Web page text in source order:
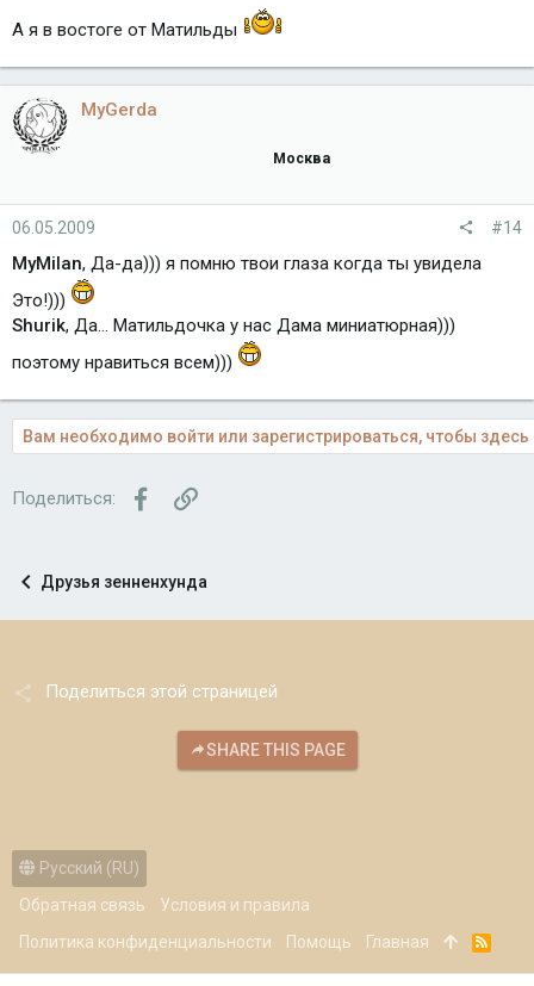
А я в востоге от Матильды
MyGerda
Москва
06.05.2009 #14
MyMilan, Да-да))) я помню твои глаза когда ты увидела
Это!)))
Shurik, Да... Матильдочка у нас Дама миниатюрная)))
поэтому нравиться всем)))
Вам необходимо войти или зарегистрироваться, чтобы здесь
Поделиться: FacebookСсылка
Друзья зенненхунда
Поделиться этой страницей
SHARE THIS PAGE
Русский (RU)
Обратная связь
Условия и правила
Политика конфиденциальности
Помощь Главная
R